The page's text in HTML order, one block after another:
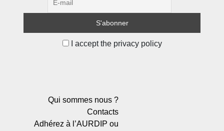
I accept the privacy policy
Qui sommes nous ?
Contacts
Adhérez à l’AURDIP ou